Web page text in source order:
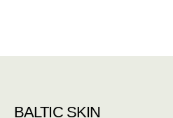
BALTIC SKIN